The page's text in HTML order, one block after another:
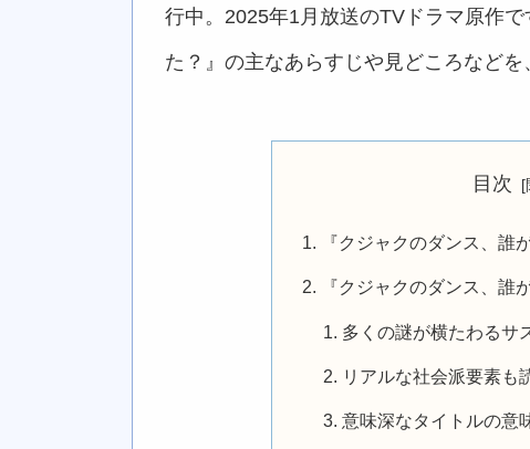
行中。2025年1月放送のTVドラマ原作
た？』の主なあらすじや見どころなどを
目次
『クジャクのダンス、誰
『クジャクのダンス、誰
多くの謎が横たわるサ
リアルな社会派要素も
意味深なタイトルの意